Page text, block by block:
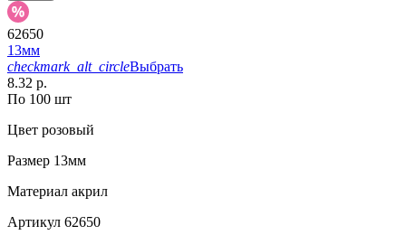
62650
13мм
checkmark_alt_circleВыбрать
8.32 р.
По 100 шт
Цвет розовый
Размер 13мм
Материал акрил
Артикул 62650